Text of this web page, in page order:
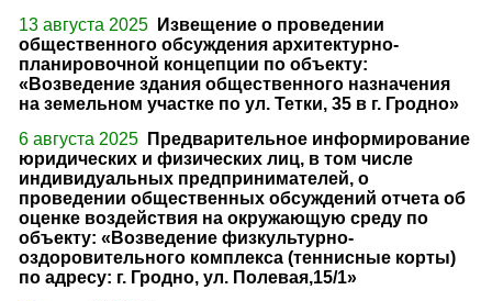
13 августа 2025
Извещение о проведении
общественного обсуждения архитектурно-
планировочной концепции по объекту:
«Возведение здания общественного назначения
на земельном участке по ул. Тетки, 35 в г. Гродно»
6 августа 2025
Предварительное информирование
юридических и физических лиц, в том числе
индивидуальных предпринимателей, о
проведении общественных обсуждений отчета об
оценке воздействия на окружающую среду по
объекту: «Возведение физкультурно-
оздоровительного комплекса (теннисные корты)
по адресу: г. Гродно, ул. Полевая,15/1»